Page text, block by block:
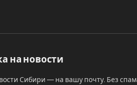
на новости
Сибири — на вашу почту. Без